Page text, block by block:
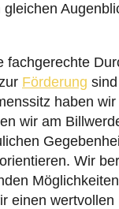
fachgerechte
Förderung
haben
wir am
Wir
einen wertvollen